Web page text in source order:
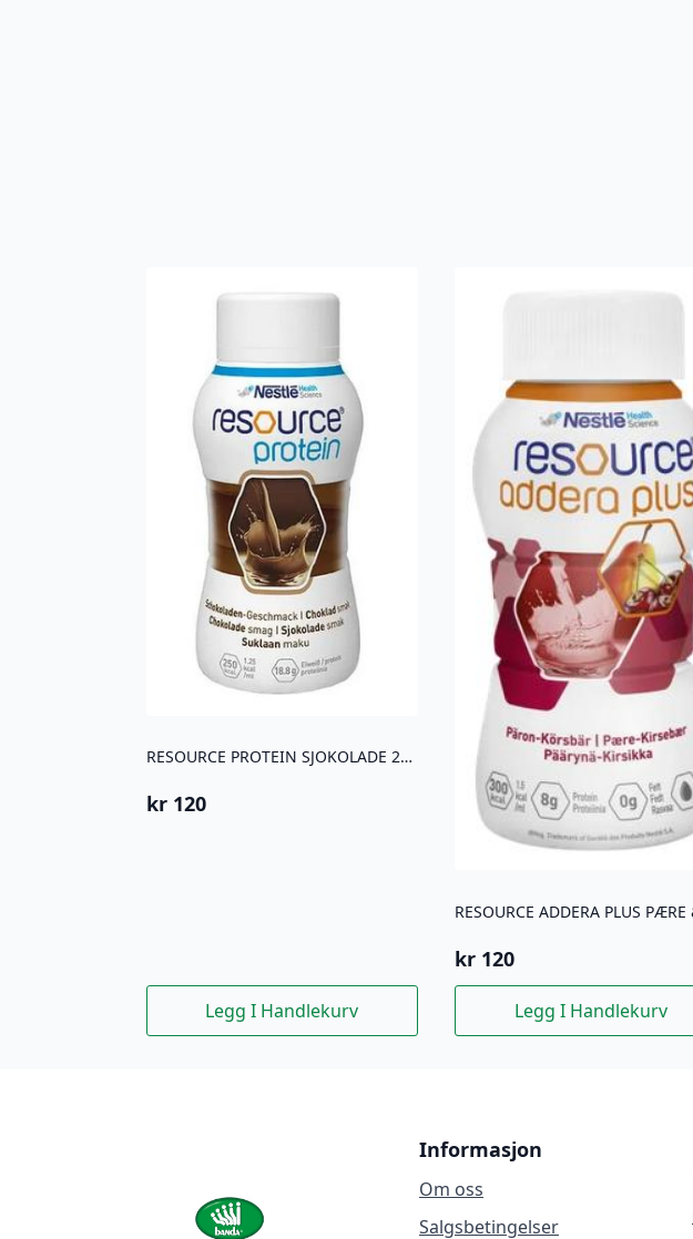
RESOURCE PROTEIN SJOKOLADE 200ML 4 STK
kr 120
Legg I Handlekurv
kr 120
Legg I Handlekurv
Informasjon
Om oss
Salgsbetingelser